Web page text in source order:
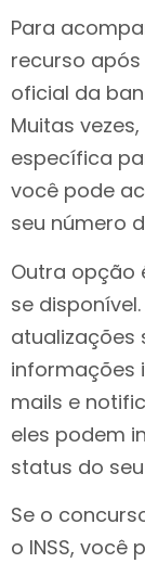
Para
recurso
oficial da
Muitas
específica
você pode
seu número
Outra opção
se
atualizações
informações
mails e
eles podem
status do
Se o
o INSS, você